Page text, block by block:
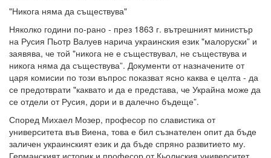
"Никога няма да съществува"
Няколко години по-рано - през 1863 г. вътрешният министър
на Русия Пьотр Валуев нарича украинския език "малоруски” и
заявява, че той "никога не е съществувал, не съществува и
никога няма да съществува”. Документи от назначените от
царя комисии по този въпрос показват ясно каква е целта - да
се предотврати "каквато и да е представа, че Украйна може да
се отдели от Русия, дори и в далечно бъдеще”.
Според Михаел Мозер, професор по славистика от
университета във Виена, това е бил съзнателен опит да бъде
заличен украинският език и да бъде спряно развитието му.